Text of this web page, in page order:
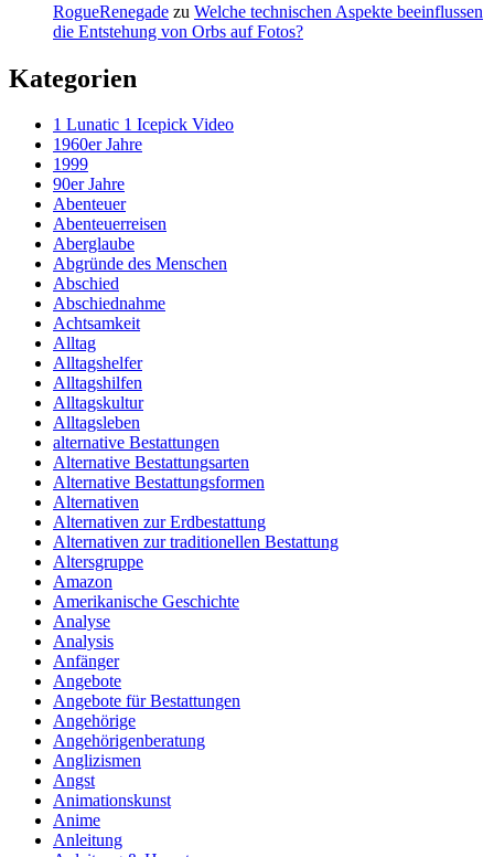
RogueRenegade zu Welche technischen Aspekte beeinflussen
die Entstehung von Orbs auf Fotos?
Kategorien
1 Lunatic 1 Icepick Video
1960er Jahre
1999
90er Jahre
Abenteuer
Abenteuerreisen
Aberglaube
Abgründe des Menschen
Abschied
Abschiednahme
Achtsamkeit
Alltag
Alltagshelfer
Alltagshilfen
Alltagskultur
Alltagsleben
alternative Bestattungen
Alternative Bestattungsarten
Alternative Bestattungsformen
Alternativen
Alternativen zur Erdbestattung
Alternativen zur traditionellen Bestattung
Altersgruppe
Amazon
Amerikanische Geschichte
Analyse
Analysis
Anfänger
Angebote
Angebote für Bestattungen
Angehörige
Angehörigenberatung
Anglizismen
Angst
Animationskunst
Anime
Anleitung